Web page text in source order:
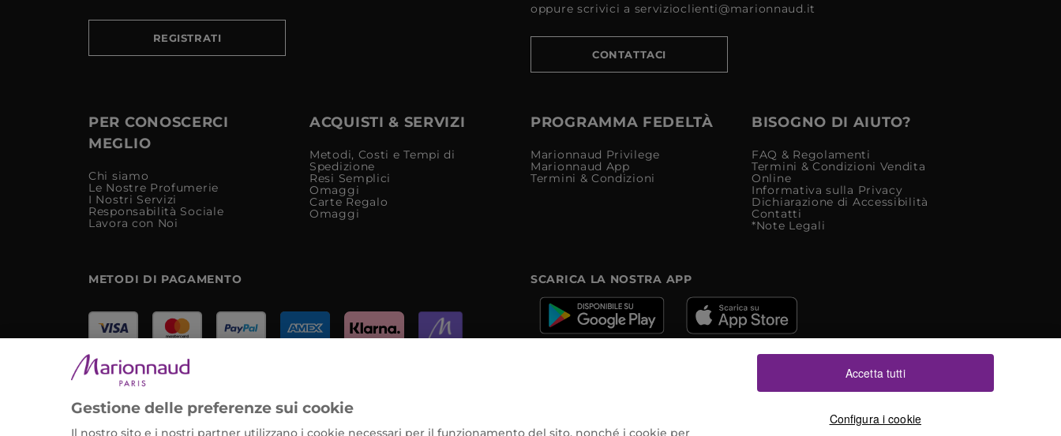
REGISTRATI
oppure scrivici a servizioclienti@marionnaud.it
CONTATTACI
PER CONOSCERCI
MEGLIO
Chi siamo
Le Nostre Profumerie
I Nostri Servizi
Responsabilità Sociale
Lavora con Noi
ACQUISTI & SERVIZI
Metodi, Costi e Tempi di
Spedizione
Resi Semplici
Omaggi
Carte Regalo
Omaggi
PROGRAMMA FEDELTÀ
Marionnaud Privilege
Marionnaud App
Termini & Condizioni
BISOGNO DI AIUTO?
FAQ & Regolamenti
Termini & Condizioni Vendita
Online
Informativa sulla Privacy
Dichiarazione di Accessibilità
Contatti
*Note Legali
METODI DI PAGAMENTO
Marionnaud Parfumeries Italia S.r.l.
Largo Fiera Milano 5, 20017 Rho (MI)
REA Milano 1650024 con P.IVA 13425220152.
SCARICA LA NOSTRA APP
Gestione delle preferenze sui cookie
Il nostro sito e i nostri partner utilizzano i cookie necessari per il funzionamento del sito, nonché i cookie per
Configura i cookie
Accetta tutti